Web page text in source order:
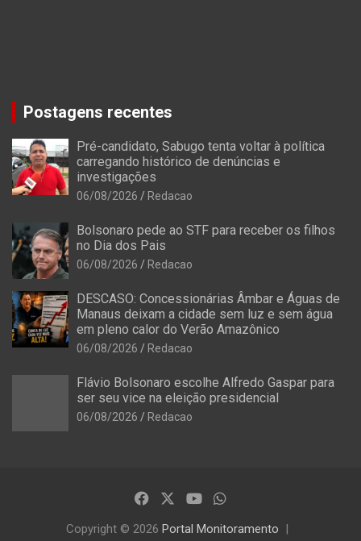
Postagens recentes
Pré-candidato, Sabugo tenta voltar à política
carregando histórico de denúncias e
investigações
06/08/2026 Redacao
Bolsonaro pede ao STF para receber os filhos
no Dia dos Pais
06/08/2026 Redacao
DESCASO: Concessionárias Âmbar e Águas de
Manaus deixam a cidade sem luz e sem água
em pleno calor do Verão Amazônico
06/08/2026 Redacao
Flávio Bolsonaro escolhe Alfredo Gaspar para
ser seu vice na eleição presidencial
06/08/2026 Redacao
Copyright © 2026 Portal Monitoramento